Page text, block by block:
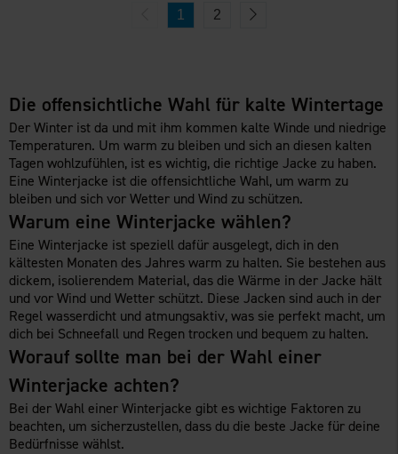
1 2
Die offensichtliche Wahl für kalte Wintertage
Der Winter ist da und mit ihm kommen kalte Winde und niedrige
Temperaturen. Um warm zu bleiben und sich an diesen kalten
Tagen wohlzufühlen, ist es wichtig, die richtige Jacke zu haben.
Eine Winterjacke ist die offensichtliche Wahl, um warm zu
bleiben und sich vor Wetter und Wind zu schützen.
Warum eine Winterjacke wählen?
Eine Winterjacke ist speziell dafür ausgelegt, dich in den
kältesten Monaten des Jahres warm zu halten. Sie bestehen aus
dickem, isolierendem Material, das die Wärme in der Jacke hält
und vor Wind und Wetter schützt. Diese Jacken sind auch in der
Regel wasserdicht und atmungsaktiv, was sie perfekt macht, um
dich bei Schneefall und Regen trocken und bequem zu halten.
Worauf sollte man bei der Wahl einer
Winterjacke achten?
Bei der Wahl einer Winterjacke gibt es wichtige Faktoren zu
beachten, um sicherzustellen, dass du die beste Jacke für deine
Bedürfnisse wählst.